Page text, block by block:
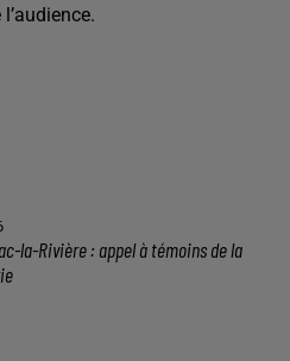
la-Rivière : appel à témoins de la